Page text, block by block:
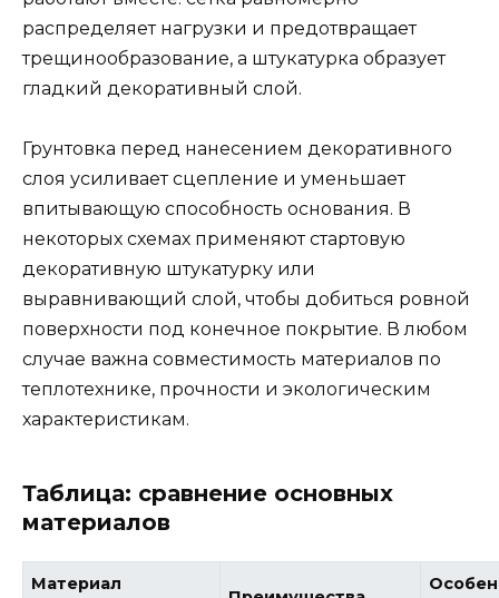
распределяет нагрузки и предотвращает
трещинообразование, а штукатурка образует
гладкий декоративный слой.
Грунтовка перед нанесением декоративного
слоя усиливает сцепление и уменьшает
впитывающую способность основания. В
некоторых схемах применяют стартовую
декоративную штукатурку или
выравнивающий слой, чтобы добиться ровной
поверхности под конечное покрытие. В любом
случае важна совместимость материалов по
теплотехнике, прочности и экологическим
характеристикам.
Таблица: сравнение основных
материалов
Материал